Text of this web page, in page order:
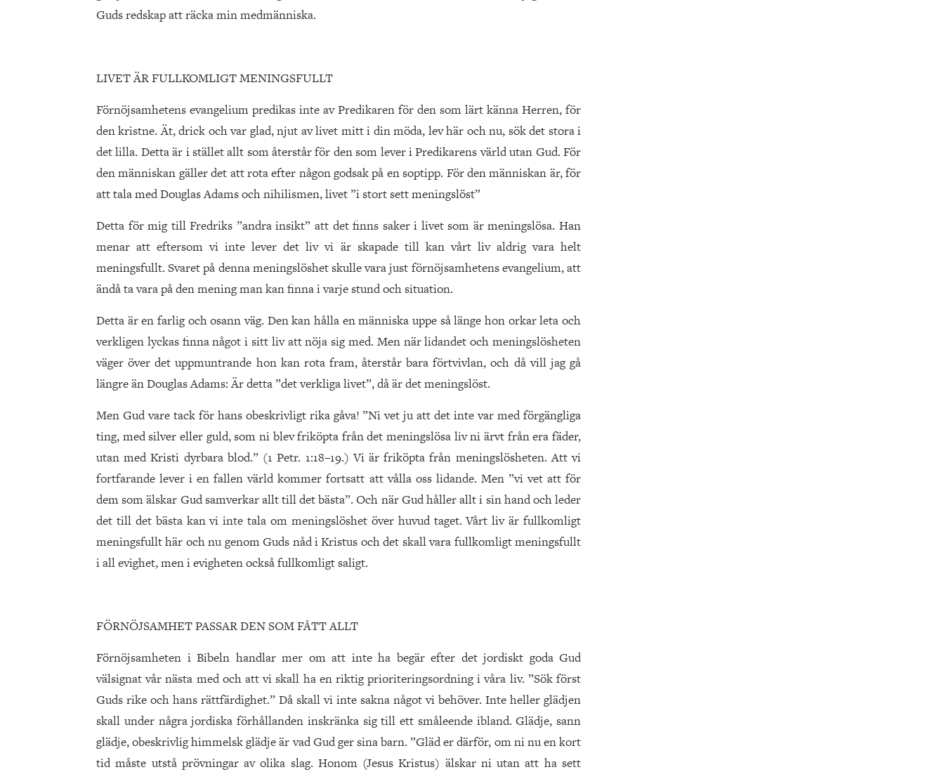
Guds redskap att räcka min medmänniska.
LIVET ÄR FULLKOMLIGT MENINGSFULLT
Förnöjsamhetens evangelium predikas inte av Predikaren för den som lärt känna Herren, för
den kristne. Ät, drick och var glad, njut av livet mitt i din möda, lev här och nu, sök det stora i
det lilla. Detta är i stället allt som återstår för den som lever i Predikarens värld utan Gud. För
den människan gäller det att rota efter någon godsak på en soptipp. För den människan är, för
att tala med Douglas Adams och nihilismen, livet ”i stort sett meningslöst”
Detta för mig till Fredriks ”andra insikt” att det finns saker i livet som är meningslösa. Han
menar att eftersom vi inte lever det liv vi är skapade till kan vårt liv aldrig vara helt
meningsfullt. Svaret på denna meningslöshet skulle vara just förnöjsamhetens evangelium, att
ändå ta vara på den mening man kan finna i varje stund och situation.
Detta är en farlig och osann väg. Den kan hålla en människa uppe så länge hon orkar leta och
verkligen lyckas finna något i sitt liv att nöja sig med. Men när lidandet och meningslösheten
väger över det uppmuntrande hon kan rota fram, återstår bara förtvivlan, och då vill jag gå
längre än Douglas Adams: Är detta ”det verkliga livet”, då är det meningslöst.
Men Gud vare tack för hans obeskrivligt rika gåva! ”Ni vet ju att det inte var med förgängliga
ting, med silver eller guld, som ni blev friköpta från det meningslösa liv ni ärvt från era fäder,
utan med Kristi dyrbara blod.” (1 Petr. 1:18–19.) Vi är friköpta från meningslösheten. Att vi
fortfarande lever i en fallen värld kommer fortsatt att vålla oss lidande. Men ”vi vet att för
dem som älskar Gud samverkar allt till det bästa”. Och när Gud håller allt i sin hand och leder
det till det bästa kan vi inte tala om meningslöshet över huvud taget. Vårt liv är fullkomligt
meningsfullt här och nu genom Guds nåd i Kristus och det skall vara fullkomligt meningsfullt
i all evighet, men i evigheten också fullkomligt saligt.
FÖRNÖJSAMHET PASSAR DEN SOM FÅTT ALLT
Förnöjsamheten i Bibeln handlar mer om att inte ha begär efter det jordiskt goda Gud
välsignat vår nästa med och att vi skall ha en riktig prioriteringsordning i våra liv. ”Sök först
Guds rike och hans rättfärdighet.” Då skall vi inte sakna något vi behöver. Inte heller glädjen
skall under några jordiska förhållanden inskränka sig till ett småleende ibland. Glädje, sann
glädje, obeskrivlig himmelsk glädje är vad Gud ger sina barn. ”Gläd er därför, om ni nu en kort
tid måste utstå prövningar av olika slag. Honom (Jesus Kristus) älskar ni utan att ha sett